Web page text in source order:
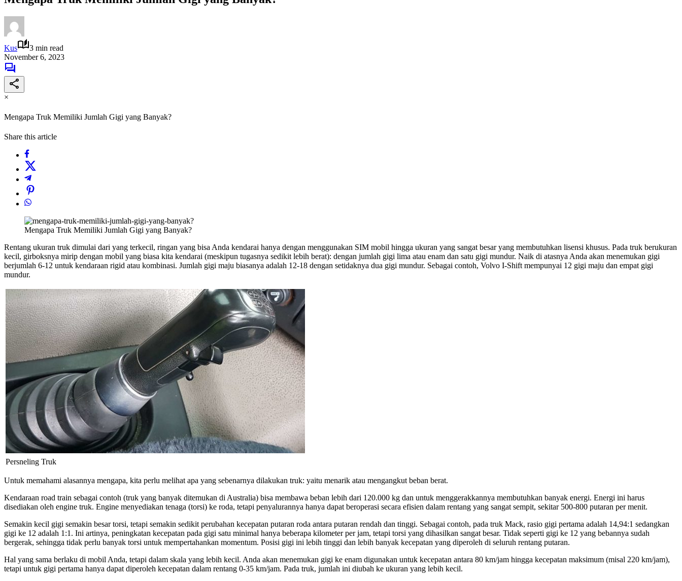
Kus
3 min read
November 6, 2023
×
Mengapa Truk Memiliki Jumlah Gigi yang Banyak?
Share this article
Mengapa Truk Memiliki Jumlah Gigi yang Banyak?
Rentang ukuran truk dimulai dari yang terkecil, ringan yang bisa Anda kendarai hanya dengan menggunakan SIM mobil hingga ukuran yang sangat besar yang membutuhkan lisensi khusus. Pada truk berukuran
kecil, girboksnya mirip dengan mobil yang biasa kita kendarai (meskipun tugasnya sedikit lebih berat): dengan jumlah gigi lima atau enam dan satu gigi mundur. Naik di atasnya Anda akan menemukan gigi
berjumlah 6-12 untuk kendaraan rigid atau kombinasi. Jumlah gigi maju biasanya adalah 12-18 dengan setidaknya dua gigi mundur. Sebagai contoh, Volvo I-Shift mempunyai 12 gigi maju dan empat gigi
mundur.
Persneling Truk
Untuk memahami alasannya mengapa, kita perlu melihat apa yang sebenarnya dilakukan truk: yaitu menarik atau mengangkut beban berat.
Kendaraan road train sebagai contoh (truk yang banyak ditemukan di Australia) bisa membawa beban lebih dari 120.000 kg dan untuk menggerakkannya membutuhkan banyak energi. Energi ini harus
disediakan oleh engine truk. Engine menyediakan tenaga (torsi) ke roda, tetapi penyalurannya hanya dapat beroperasi secara efisien dalam rentang yang sangat sempit, sekitar 500-800 putaran per menit.
Semakin kecil gigi semakin besar torsi, tetapi semakin sedikit perubahan kecepatan putaran roda antara putaran rendah dan tinggi. Sebagai contoh, pada truk Mack, rasio gigi pertama adalah 14,94:1 sedangkan
gigi ke 12 adalah 1:1. Ini artinya, peningkatan kecepatan pada gigi satu minimal hanya beberapa kilometer per jam, tetapi torsi yang dihasilkan sangat besar. Tidak seperti gigi ke 12 yang bebannya sudah
bergerak, sehingga tidak perlu banyak torsi untuk mempertahankan momentum. Posisi gigi ini lebih tinggi dan lebih banyak kecepatan yang diperoleh di seluruh rentang putaran.
Hal yang sama berlaku di mobil Anda, tetapi dalam skala yang lebih kecil. Anda akan menemukan gigi ke enam digunakan untuk kecepatan antara 80 km/jam hingga kecepatan maksimum (misal 220 km/jam),
tetapi untuk gigi pertama hanya dapat diperoleh kecepatan dalam rentang 0-35 km/jam. Pada truk, jumlah ini diubah ke ukuran yang lebih kecil.